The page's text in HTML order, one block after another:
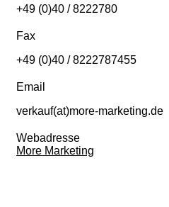
+49 (0)40 / 8222780
Fax
+49 (0)40 / 8222787455
Email
verkauf(at)more-marketing.de
Webadresse
More Marketing